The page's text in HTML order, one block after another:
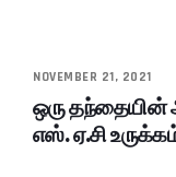
NOVEMBER 21, 2021
ஒரு தந்தையின்
எஸ். ஏ.சி